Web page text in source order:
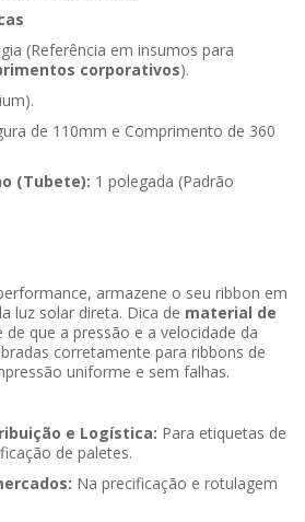
(Referência em insumos para
corporativos).
de 110mm e Comprimento de 360
(Tubete): 1 polegada (Padrão
armazene o seu ribbon em
luz solar direta. Dica de material de
de que a pressão e a velocidade da
corretamente para ribbons de
uniforme e sem falhas.
e Logística: Para etiquetas de
de paletes.
Na precificação e rotulagem